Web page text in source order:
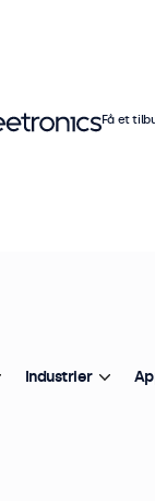
BNC-skærme
hvilket gør dem
Få et
Industrier